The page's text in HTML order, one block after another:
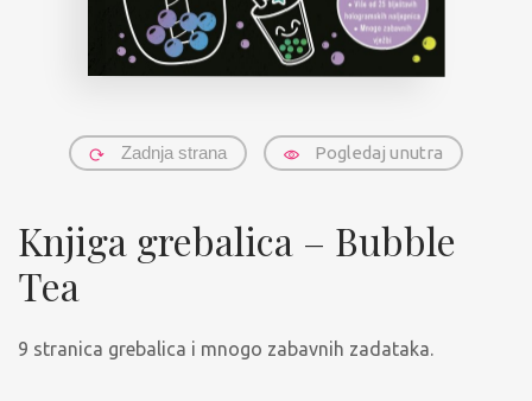
Zadnja strana Pogledaj unutra
Knjiga grebalica – Bubble
Tea
9 stranica grebalica i mnogo zabavnih zadataka.